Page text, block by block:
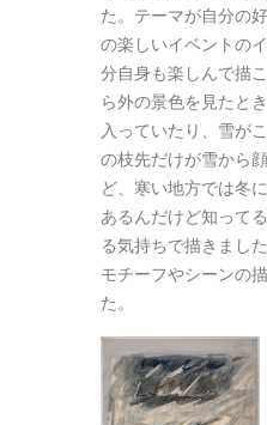
た。テーマが自分の
の楽しいイベントの
分自身も楽しんで描
ら外の景色を見たと
入っていたり、雪が
の枝先だけが雪から
ど、寒い地方では冬
あるんだけど知って
る気持ちで描きまし
モチーフやシーンの
た。